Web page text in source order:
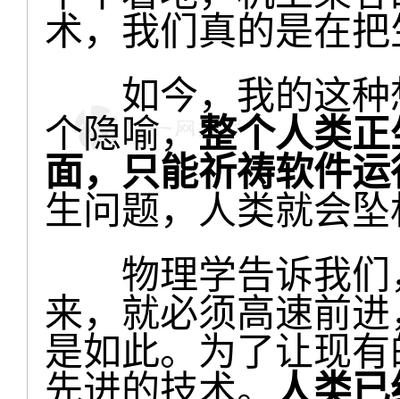
术，我们真的是在
如今，我的这种
个隐喻， 整个人类
面，只能祈祷软件
生问题，人类就会
物理学告诉我们
来，就必须高速前
是如此。为了让现
先进的技术。 人类